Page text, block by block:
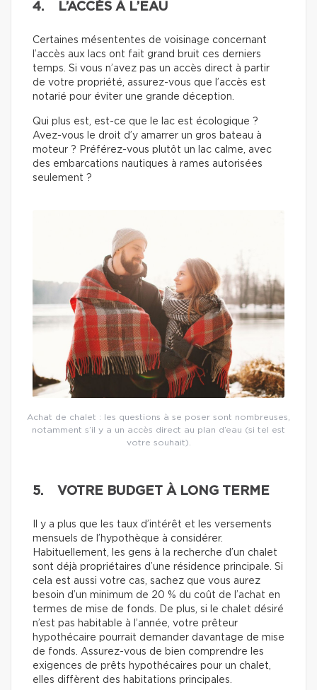
4. L’ACCÈS À L’EAU
Certaines mésententes de voisinage concernant
l’accès aux lacs ont fait grand bruit ces derniers
temps. Si vous n’avez pas un accès direct à partir
de votre propriété, assurez-vous que l’accès est
notarié pour éviter une grande déception.
Qui plus est, est-ce que le lac est écologique ?
Avez-vous le droit d’y amarrer un gros bateau à
moteur ? Préférez-vous plutôt un lac calme, avec
des embarcations nautiques à rames autorisées
seulement ?
Achat de chalet : les questions à se poser sont nombreuses,
notamment s’il y a un accès direct au plan d’eau (si tel est
votre souhait).
5. VOTRE BUDGET À LONG TERME
Il y a plus que les taux d’intérêt et les versements
mensuels de l’hypothèque à considérer.
Habituellement, les gens à la recherche d’un chalet
sont déjà propriétaires d’une résidence principale. Si
cela est aussi votre cas, sachez que vous aurez
besoin d’un minimum de 20 % du coût de l’achat en
termes de mise de fonds. De plus, si le chalet désiré
n’est pas habitable à l’année, votre prêteur
hypothécaire pourrait demander davantage de mise
de fonds. Assurez-vous de bien comprendre les
exigences de prêts hypothécaires pour un chalet,
elles diffèrent des habitations principales.